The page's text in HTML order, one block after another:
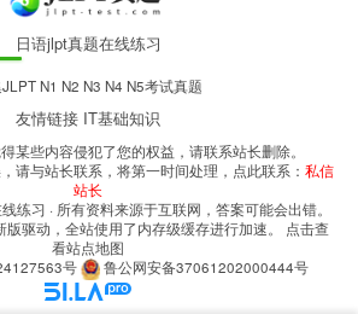
日语jlpt真题在线练习
N1 N2 N3 N4 N5考试真题
友情链接 IT基础知识
某些内容侵犯了您的权益，请联系站长删除。
请与站长联系，将第一时间处理，点此联系： 私信
站长
练习 · 所有资料来源于互联网，答案可能会出错。
驱动，全站使用了内存级缓存进行加速。
点击查
看站点地图
号 鲁公网安备37061202000444号